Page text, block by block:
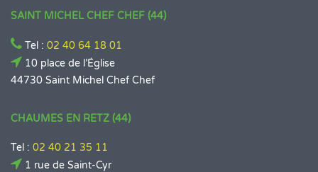
SAINT MICHEL CHEF CHEF (44)
Tel : 02 40 64 18 01
10 place de l’Église
44730 Saint Michel Chef Chef
CHAUMES EN RETZ (44)
Tel : 02 40 21 35 11
1 rue de Saint-Cyr